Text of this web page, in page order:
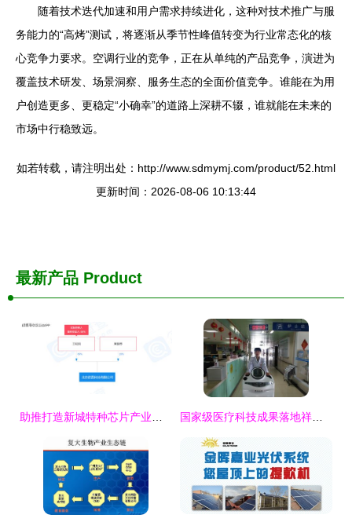
随着技术迭代加速和用户需求持续进化，这种对技术推广与服
务能力的“高烤”测试，将逐渐从季节性峰值转变为行业常态化的核
心竞争力要求。空调行业的竞争，正在从单纯的产品竞争，演进为
覆盖技术研发、场景洞察、服务生态的全面价值竞争。谁能在为用
户创造更多、更稳定“小确幸”的道路上深耕不辍，谁就能在未来的
市场中行稳致远。
如若转载，请注明出处：http://www.sdmymj.com/product/52.html
更新时间：2026-08-06 10:13:44
最新产品 Product